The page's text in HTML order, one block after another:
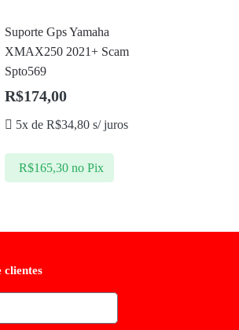
Suporte Gps Yamaha
XMAX250 2021+ Scam
Spto569
R$174,00
5x deR$34,80 s/ juros
R$165,30 no Pix
clientes